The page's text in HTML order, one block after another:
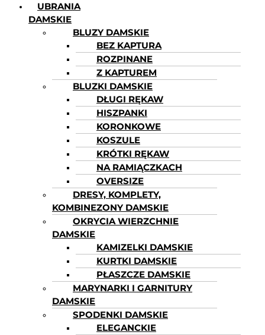
UBRANIA
DAMSKIE
BLUZY DAMSKIE
BEZ KAPTURA
ROZPINANE
Z KAPTUREM
BLUZKI DAMSKIE
DŁUGI RĘKAW
HISZPANKI
KORONKOWE
KOSZULE
KRÓTKI RĘKAW
NA RAMIĄCZKACH
OVERSIZE
DRESY, KOMPLETY,
KOMBINEZONY DAMSKIE
OKRYCIA WIERZCHNIE
DAMSKIE
KAMIZELKI DAMSKIE
KURTKI DAMSKIE
PŁASZCZE DAMSKIE
MARYNARKI I GARNITURY
DAMSKIE
SPODENKI DAMSKIE
ELEGANCKIE